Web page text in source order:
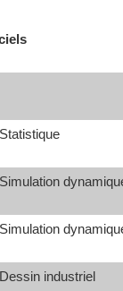
Statistique
Simulation
Simulation
Dessin industriel